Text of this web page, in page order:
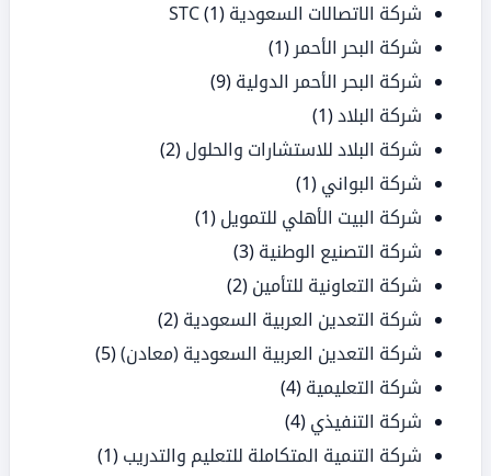
شركة الاتصالات السعودية STC (1)
شركة البحر الأحمر (1)
شركة البحر الأحمر الدولية (9)
شركة البلاد(1)
شركة البلاد للاستشارات والحلول (2)
شركة البواني (1)
شركة البيت الأهلي للتمويل (1)
شركة التصنيع الوطنية (3)
شركة التعاونية للتأمين (2)
شركة التعدين العربية السعودية (2)
شركة التعدين العربية السعودية (معادن)(5)
شركة التعليمية (4)
شركة التنفيذي (4)
شركة التنمية المتكاملة للتعليم والتدريب (1)